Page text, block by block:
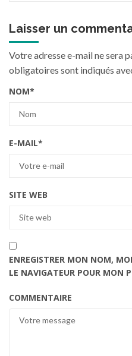
Laisser un
Votre adresse e-mail ne sera
obligatoires sont indiqués
NOM*
E-MAIL*
SITE WEB
ENREGISTRER MON NOM,
LE NAVIGATEUR POUR MON
COMMENTAIRE